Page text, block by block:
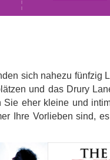
sich nahezu fünfzig
und das Drury
eher kleine und
Ihre Vorlieben sind,